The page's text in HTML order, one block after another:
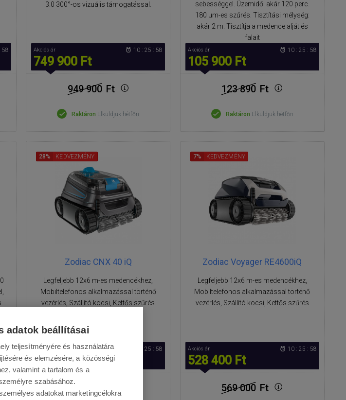
57
3.0 300°-os vizuális támogatással.
Akciós ár
749 900 Ft
10 : 25 : 57
949 900 Ft
Raktáron Elküldjük hétfőn
sebességgel. Üzemidő: akár 120 perc.
180 μm-es szűrés. Tisztítási mélység:
akár 2 m. Tisztítja a medence alját és
falait
Akciós ár
105 900 Ft
10 : 25 : 57
123 890 Ft
Raktáron Elküldjük hétfőn
Zodiac CNX 40 iQ
Legfeljebb 12x6 m-es medencékhez,
Mobiltelefonos alkalmazással történő
vezérlés, Szállító kocsi, Kettős szűrés
28% KEDVEZMÉNY
Akciós ár
454 390 Ft
10 : 25 : 57
628 000 Ft
Zodiac Voyager RE4600iQ
Legfeljebb 12x6 m-es medencékhez,
Mobiltelefonos alkalmazással történő
vezérlés, Szállító kocsi, Kettős szűrés
7% KEDVEZMÉNY
Akciós ár
528 400 Ft
10 : 25 : 57
569 000 Ft
adatok beállításai
teljesítményére és használatára
és elemzésére, a közösségi
valamint a tartalom és a
szabásához.
adatokat marketingcélokra